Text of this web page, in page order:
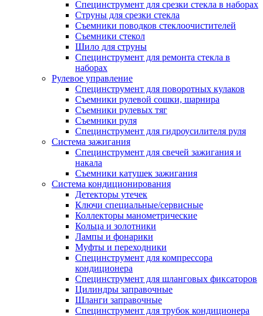
Специнструмент для срезки стекла в наборах
Струны для срезки стекла
Съемники поводков стеклоочистителей
Съемники стекол
Шило для струны
Специнструмент для ремонта стекла в
наборах
Рулевое управление
Специнструмент для поворотных кулаков
Съемники рулевой сошки, шарнира
Съемники рулевых тяг
Съемники руля
Специнструмент для гидроусилителя руля
Система зажигания
Специнструмент для свечей зажигания и
накала
Съемники катушек зажигания
Система кондиционирования
Детекторы утечек
Ключи специальные/сервисные
Коллекторы манометрические
Кольца и золотники
Лампы и фонарики
Муфты и переходники
Специнструмент для компрессора
кондиционера
Специнструмент для шланговых фиксаторов
Цилиндры заправочные
Шланги заправочные
Специнструмент для трубок кондиционера